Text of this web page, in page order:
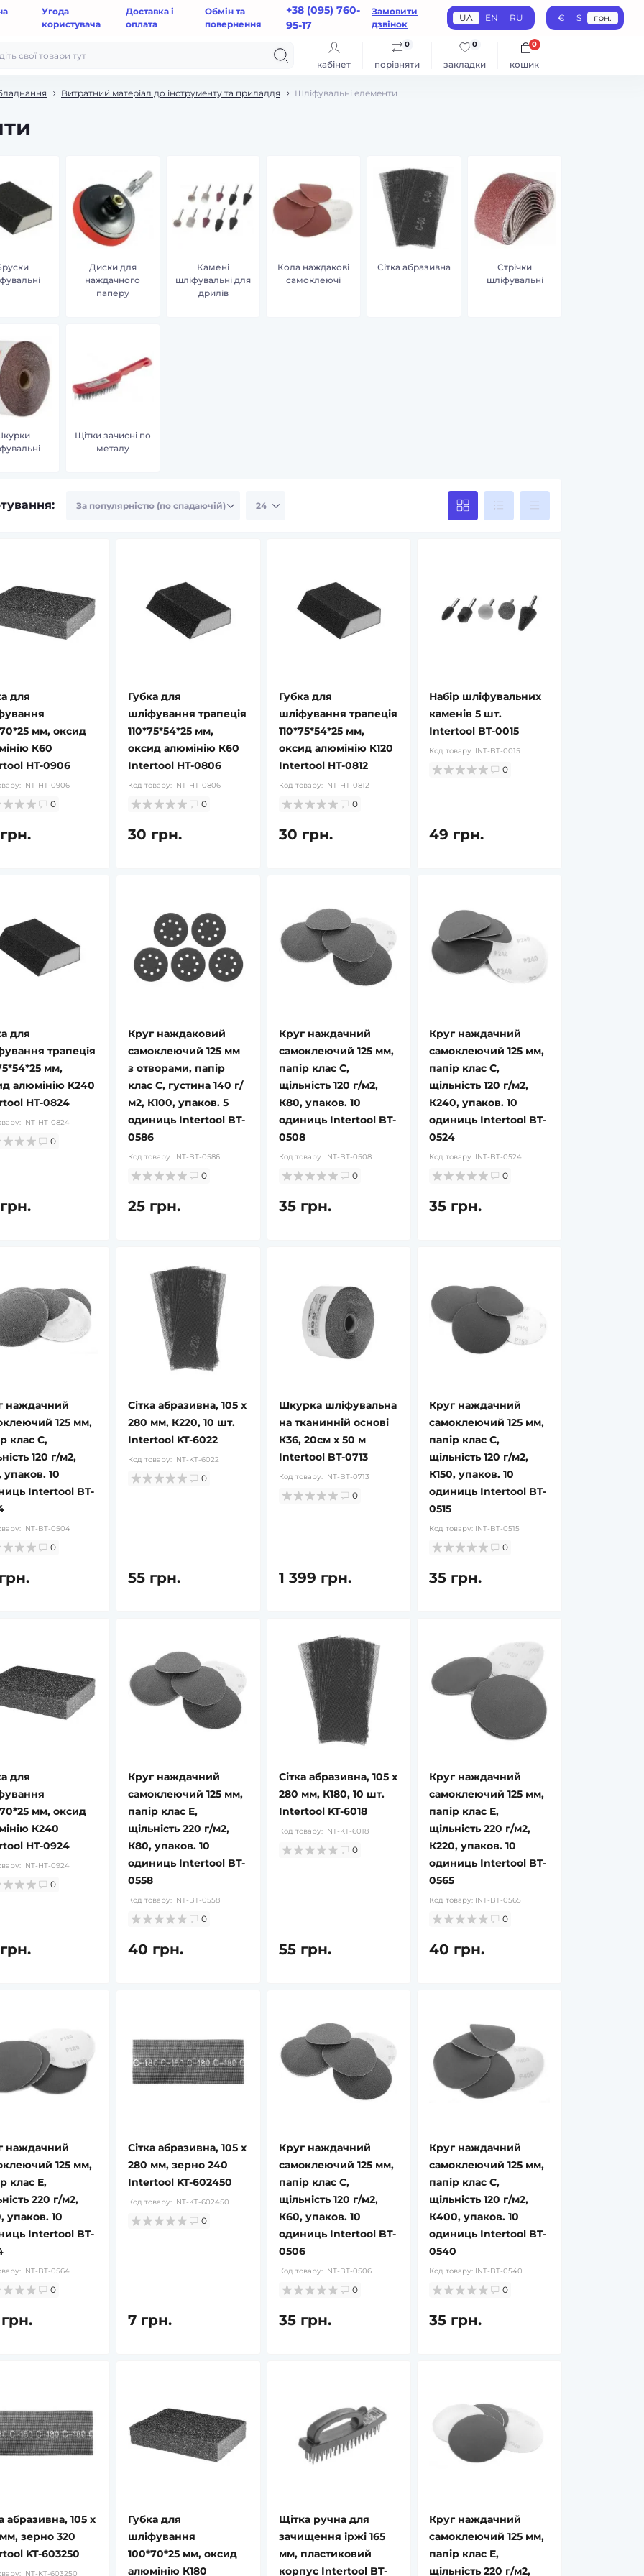
Угода
користувача
Доставка і
оплата
Обмін та
повернення
+38 (095) 760-
95-17
Замовити
дзвінок
UA EN RU € $ грн.
кабінет порівняти
0
закладки
0
кошик
0
Витратний матеріал до інструменту та приладдя Шліфувальні елементи
Рослина Карпат,
по 500 мг, при
діабеті,
L-Таурин Рослина Карпат, 60
капс. - Амінокислота для
зору, печінки та серця
Лімфорен Рослина Карпат -
для оновлення та очищення
лімфатичної системи
Ферментозин -
для нормалізації
Диски для
наждачного
паперу
Камені
шліфувальні для
дрилів
Кола наждакові
самоклеючі
Сітка абразивна
Стрічки
шліфувальні
Щітки зачисні по
металу
для
мм, оксид
К60
HT-0906
INT-HT-0906
0
Губка для
шліфування трапеція
110*75*54*25 мм,
оксид алюмінію К60
Intertool HT-0806
Код товару: INT-HT-0806
0
30 грн.
Губка для
шліфування трапеція
110*75*54*25 мм,
оксид алюмінію К120
Intertool HT-0812
Код товару: INT-HT-0812
0
30 грн.
Набір шліфувальних
каменів 5 шт.
Intertool BT-0015
Код товару: INT-BT-0015
0
49 грн.
для
трапеція
мм,
алюмінію K240
HT-0824
INT-HT-0824
0
Круг наждаковий
самоклеючий 125 мм
з отворами, папір
клас С, густина 140 г/
м2, К100, упаков. 5
одиниць Intertool BT-
0586
Код товару: INT-BT-0586
0
25 грн.
Круг наждачний
самоклеючий 125 мм,
папір клас С,
щільність 120 г/м2,
К80, упаков. 10
одиниць Intertool BT-
0508
Код товару: INT-BT-0508
0
35 грн.
Круг наждачний
самоклеючий 125 мм,
папір клас С,
щільність 120 г/м2,
К240, упаков. 10
одиниць Intertool BT-
0524
Код товару: INT-BT-0524
0
35 грн.
наждачний
125 мм,
клас С,
120 г/м2,
упаков. 10
Intertool BT-
INT-BT-0504
0
Сітка абразивна, 105 x
280 мм, К220, 10 шт.
Intertool KT-6022
Код товару: INT-KT-6022
0
55 грн.
Шкурка шліфувальна
на тканинній основі
К36, 20cм x 50 м
Intertool BT-0713
Код товару: INT-BT-0713
0
1 399 грн.
Круг наждачний
самоклеючий 125 мм,
папір клас С,
щільність 120 г/м2,
К150, упаков. 10
одиниць Intertool BT-
0515
Код товару: INT-BT-0515
0
35 грн.
для
мм, оксид
К240
HT-0924
INT-HT-0924
0
Круг наждачний
самоклеючий 125 мм,
папір клас E,
щільність 220 г/м2,
К80, упаков. 10
одиниць Intertool BT-
0558
Код товару: INT-BT-0558
0
40 грн.
Сітка абразивна, 105 x
280 мм, К180, 10 шт.
Intertool KT-6018
Код товару: INT-KT-6018
0
55 грн.
Круг наждачний
самоклеючий 125 мм,
папір клас E,
щільність 220 г/м2,
К220, упаков. 10
одиниць Intertool BT-
0565
Код товару: INT-BT-0565
0
40 грн.
наждачний
125 мм,
клас E,
220 г/м2,
упаков. 10
Intertool BT-
INT-BT-0564
0
Сітка абразивна, 105 x
280 мм, зерно 240
Intertool KT-602450
Код товару: INT-KT-602450
0
7 грн.
Круг наждачний
самоклеючий 125 мм,
папір клас С,
щільність 120 г/м2,
К60, упаков. 10
одиниць Intertool BT-
0506
Код товару: INT-BT-0506
0
35 грн.
Круг наждачний
самоклеючий 125 мм,
папір клас С,
щільність 120 г/м2,
К400, упаков. 10
одиниць Intertool BT-
0540
Код товару: INT-BT-0540
0
35 грн.
абразивна, 105 x
зерно 320
KT-603250
INT-KT-603250
Губка для
шліфування
100*70*25 мм, оксид
алюмінію К180
Щітка ручна для
зачищення іржі 165
мм, пластиковий
корпус Intertool BT-
Круг наждачний
самоклеючий 125 мм,
папір клас E,
щільність 220 г/м2,